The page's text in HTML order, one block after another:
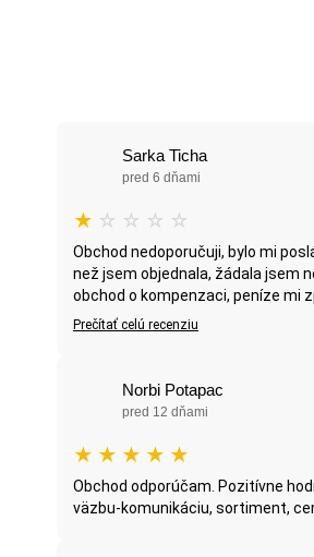
Sarka Ticha
pred 6 dňami
★ ☆ ☆ ☆ ☆
Obchod nedoporučuji, bylo mi
než jsem objednala, žádala jsem
obchod o kompenzaci, peníze mi
Prečítať celú recenziu
Norbi Potapac
pred 12 dňami
★ ★ ★ ★ ★
Obchod odporúčam. Pozitívne
väzbu-komunikáciu, sortiment,